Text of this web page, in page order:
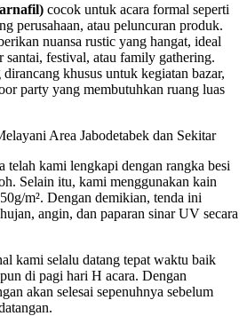
cocok untuk acara formal seperti
perusahaan, atau peluncuran produk.
nuansa rustic yang hangat, ideal
santai, festival, atau family gathering.
dirancang khusus untuk kegiatan bazar,
party yang membutuhkan ruang luas
telah kami lengkapi dengan rangka besi
Selain itu, kami menggunakan kain
m². Dengan demikian, tenda ini
angin, dan paparan sinar UV secara
kami selalu datang tepat waktu baik
di pagi hari H acara. Dengan
akan selesai sepenuhnya sebelum